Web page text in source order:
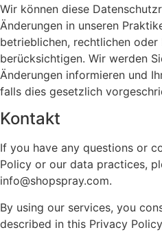
Wir können diese
Änderungen in unseren
betrieblichen, rechtlichen
berücksichtigen. Wir werden
Änderungen informieren und
falls dies gesetzlich
Kontakt
If you have any questions or
Policy or our data practices,
info@shopspray.com.
By using our services, you
described in this Privacy